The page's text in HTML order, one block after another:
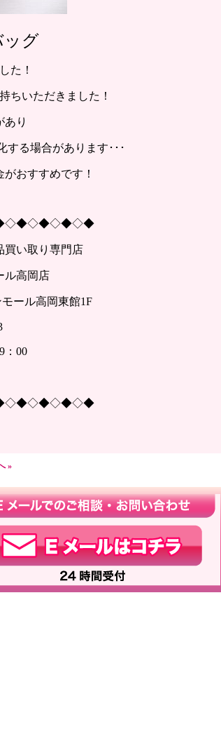
ッグ
た！
ちいただきました！
あり
する場合があります･･･
おすすめです！
買い取り専門店
ル高岡店
ール高岡東館1F
：00
»